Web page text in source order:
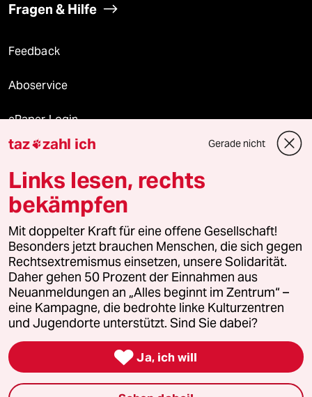
Fragen & Hilfe
Feedback
Aboservice
ePaper Login
Downloads für Abonnierende
© 2026 taz Verlags und Vertriebs GmbH
Alle Rechte vorbehalten. Bei rechtlichen Fragen oder für Genehmigungen
wenden Sie sich bitte an
lizenzen@taz.de
Feedback Redaktionsstatut Kommune-Richtlinien
Leitlinie Informant Datenschutz Impressum AGB
Seitenwende Einwilligungen widerrufen (Ads)
taz zahl ich Gerade nicht
Links lesen, rechts
bekämpfen
Mit doppelter Kraft für eine offene Gesellschaft!
Besonders jetzt brauchen Menschen, die sich gegen
Rechtsextremismus einsetzen, unsere Solidarität.
Daher gehen 50 Prozent der Einnahmen aus
Neuanmeldungen an „Alles beginnt im Zentrum“ –
eine Kampagne, die bedrohte linke Kulturzentren
und Jugendorte unterstützt. Sind Sie dabei?
 Ja, ich will